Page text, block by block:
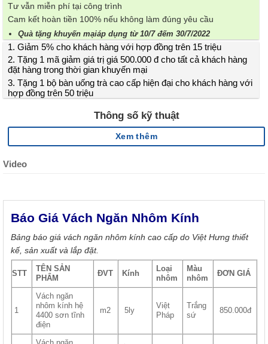
Tư vẫn miễn phí tại công trình
Cam kết hoàn tiền 100% nếu không làm đúng yêu cầu
Quà tặng khuyến mạiáp dụng từ 10/7 đếm 30/7/2022
1. Giảm 5% cho khách hàng với hợp đồng trên 15 triệu
2. Tặng 1 mã giảm giá trị giá 500.000 đ cho tất cả khách hàng
đặt hàng trong thời gian khuyến mại
3. Tặng 1 bộ bàn uống trà cao cấp hiện đại cho khách hàng với
hợp đồng trên 50 triệu
Thông số kỹ thuật
Xem thêm
Video
Báo Giá Vách Ngăn Nhôm Kính
Bảng báo giá vách ngăn nhôm kính cao cấp do Việt Hưng thiết
kế, sản xuất và lắp đặt.
STT
TÊN SẢN
PHẨM
ĐVT Kính
Loại
nhôm
Màu
nhôm
ĐƠN GIÁ
1
Vách ngăn
nhôm kính hệ
4400 sơn tĩnh
điện
m2 5ly
Việt
Pháp
Trắng
sứ
850.000đ